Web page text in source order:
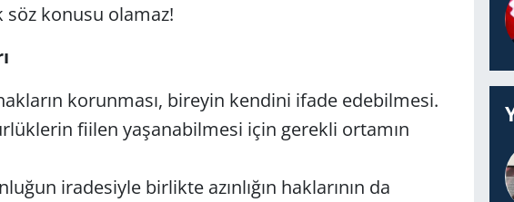
konusu olamaz!
korunması, bireyin kendini ifade edebilmesi.
fiilen yaşanabilmesi için gerekli ortamın
iradesiyle birlikte azınlığın haklarının da